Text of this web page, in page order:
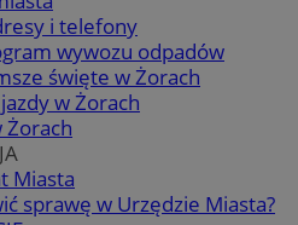
i telefony
wywozu odpadów
święte w Żorach
w Żorach
Żorach
Miasta
sprawę w Urzędzie Miasta?